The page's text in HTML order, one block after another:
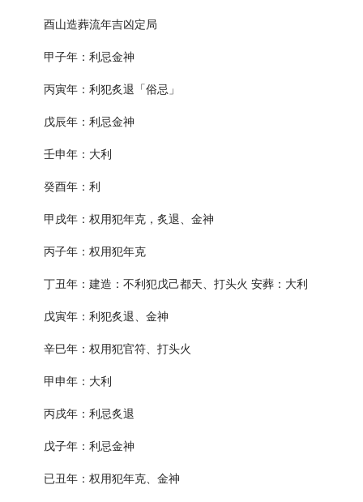
酉山造葬流年吉凶定局
甲子年：利忌金神
丙寅年：利犯炙退「俗忌」
戊辰年：利忌金神
壬申年：大利
癸酉年：利
甲戌年：权用犯年克，炙退、金神
丙子年：权用犯年克
丁丑年：建造：不利犯戊己都天、打头火 安葬：大利
戊寅年：利犯炙退、金神
辛巳年：权用犯官符、打头火
甲申年：大利
丙戌年：利忌炙退
戊子年：利忌金神
已丑年：权用犯年克、金神